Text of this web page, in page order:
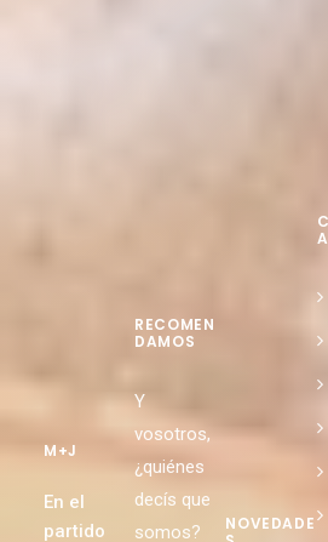
M+J
RECOMEN
DAMOS
Y
vosotros,